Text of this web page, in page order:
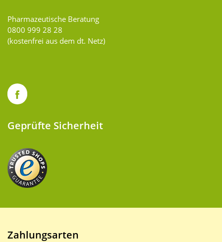
Pharmazeutische Beratung
0800 999 28 28
(kostenfrei aus dem dt. Netz)
Geprüfte Sicherheit
Zahlungsarten